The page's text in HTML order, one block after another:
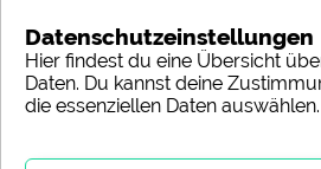
Europa Region
Datenschutzeinstellungen
Hier findest du eine Übersicht
Daten. Du kannst deine
die essenziellen Daten auswählen.